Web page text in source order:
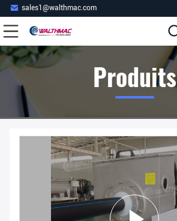
sales1@walthmac.com
Produits